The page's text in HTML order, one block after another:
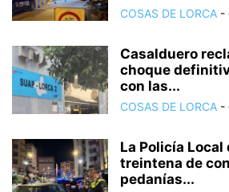
COSAS DE LORCA -
Casalduero
choque
con las...
COSAS DE LORCA -
La Policía
treintena de
pedanías...